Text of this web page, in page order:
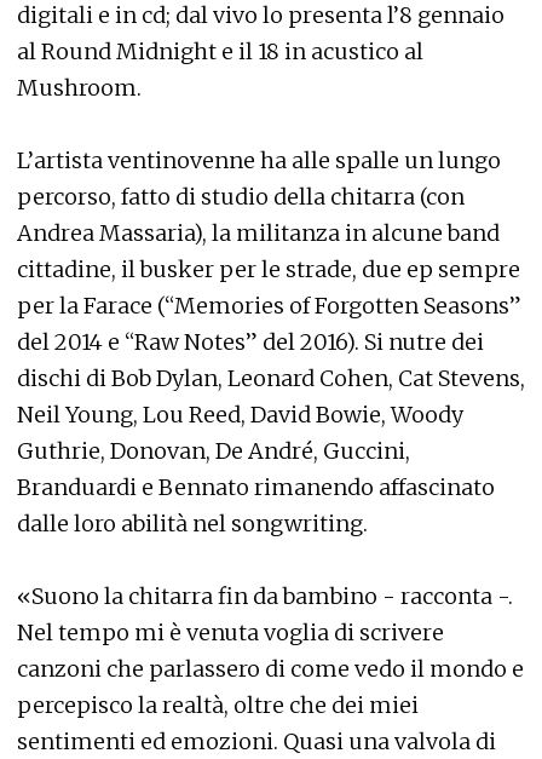
digitali e in cd; dal vivo lo presenta l’8 gennaio
al Round Midnight e il 18 in acustico al
Mushroom.
L’artista ventinovenne ha alle spalle un lungo
percorso, fatto di studio della chitarra (con
Andrea Massaria), la militanza in alcune band
cittadine, il busker per le strade, due ep sempre
per la Farace (“Memories of Forgotten Seasons”
del 2014 e “Raw Notes” del 2016). Si nutre dei
dischi di Bob Dylan, Leonard Cohen, Cat Stevens,
Neil Young, Lou Reed, David Bowie, Woody
Guthrie, Donovan, De André, Guccini,
Branduardi e Bennato rimanendo affascinato
dalle loro abilità nel songwriting.
«Suono la chitarra fin da bambino - racconta -.
Nel tempo mi è venuta voglia di scrivere
canzoni che parlassero di come vedo il mondo e
percepisco la realtà, oltre che dei miei
sentimenti ed emozioni. Quasi una valvola di